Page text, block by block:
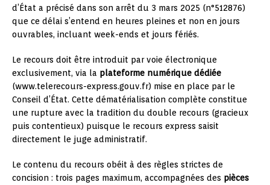
d’État a précisé dans son arrêt du 3 mars 2025 (n°512876)
que ce délai s’entend en heures pleines et non en jours
ouvrables, incluant week-ends et jours fériés.
Le recours doit être introduit par voie électronique
exclusivement, via la plateforme numérique dédiée
(www.telerecours-express.gouv.fr) mise en place par le
Conseil d’État. Cette dématérialisation complète constitue
une rupture avec la tradition du double recours (gracieux
puis contentieux) puisque le recours express saisit
directement le juge administratif.
Le contenu du recours obéit à des règles strictes de
concision : trois pages maximum, accompagnées des pièces